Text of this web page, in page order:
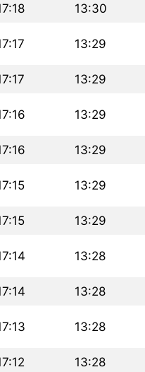
13:30
13:29
13:29
13:29
13:29
13:29
13:29
13:28
13:28
13:28
13:28